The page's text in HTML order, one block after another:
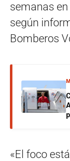
semanas
según
Bomberos
«El foco